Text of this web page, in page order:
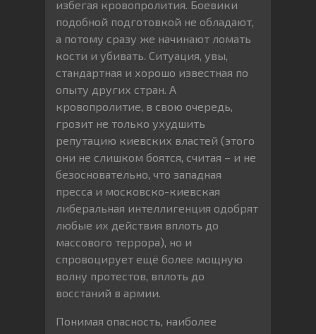
избегая кровопролития. Боевики
подобной подготовкой не обладают,
а потому сразу же начинают ломать
кости и убивать. Ситуация, увы,
стандартная и хорошо известная по
опыту других стран. А
кровопролитие, в свою очередь,
грозит не только ухудшить
репутацию киевских властей (этого
они не слишком боятся, считая – и не
безосновательно, что западная
пресса и московско-киевская
либеральная интеллигенция одобрят
любые их действия вплоть до
массового террора), но и
спровоцирует ещё более мощную
волну протестов, вплоть до
восстаний в армии.
Понимая опасность, наиболее